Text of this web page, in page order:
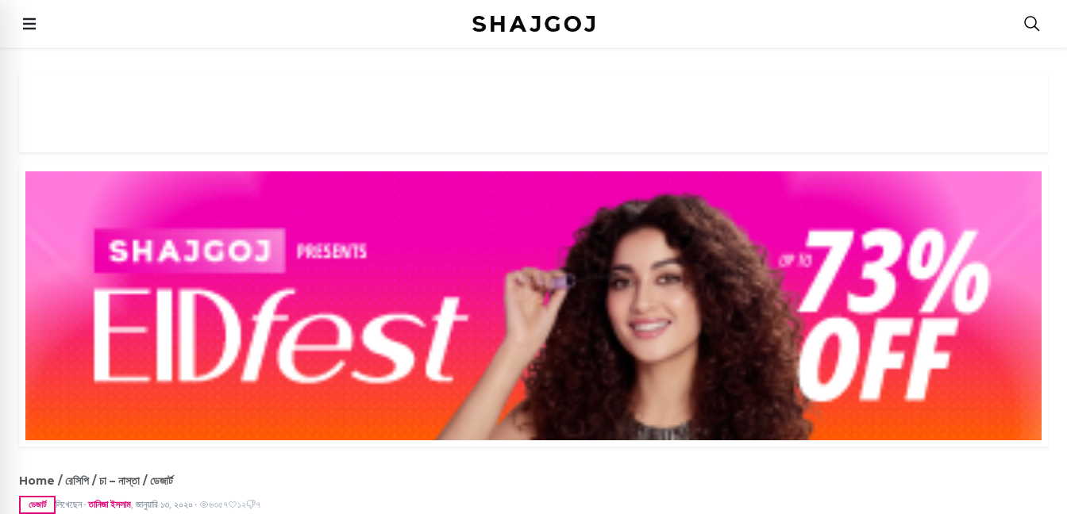
Home / রেসিপি / চা – নাস্তা / ডেজার্ট
ডেজার্ট লিখেছেন ● তানিজা ইসলাম, জানুয়ারি ১৩, ২০২০ ● ৬৩৫৭ ১২ ৭